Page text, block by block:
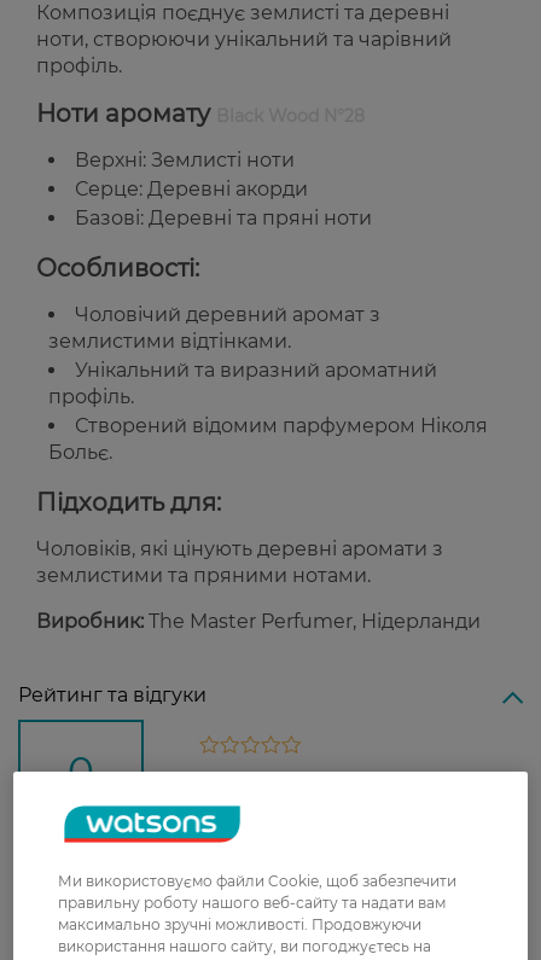
Композиція поєднує землисті та деревні
ноти, створюючи унікальний та чарівний
профіль.
Ноти аромату
Верхні: Землисті ноти
Серце: Деревні акорди
Базові: Деревні та пряні ноти
Особливості:
Чоловічий деревний аромат з
землистими відтінками.
Унікальний та виразний ароматний
профіль.
Створений відомим парфумером Ніколя
Больє.
Підходить для:
Чоловіків, які цінують деревні аромати з
землистими та пряними нотами.
Виробник: The Master Perfumer, Нідерланди
Рейтинг та відгуки
0
З 0 відгуків
Доставка
Ми використовуємо файли Cookie, щоб забезпечити
правильну роботу нашого веб-сайту та надати вам
максимально зручні можливості. Продовжуючи
використання нашого сайту, ви погоджуєтесь на